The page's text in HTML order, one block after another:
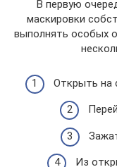
В первую
маскировки
выполнять особых
Открыть на
Из